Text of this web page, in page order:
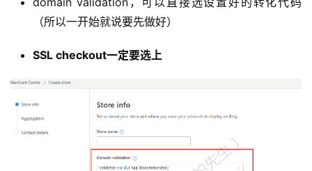
（所以一开始就说要先做好）
SSL checkout一定要选上